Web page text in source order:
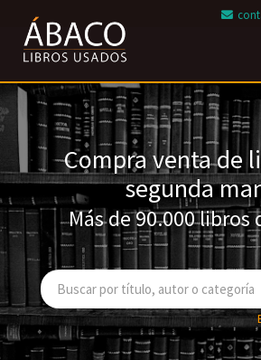
Compra venta de
segunda
Más de 90.000 libros